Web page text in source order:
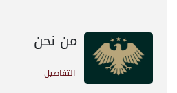
من نحن
التفاصيل